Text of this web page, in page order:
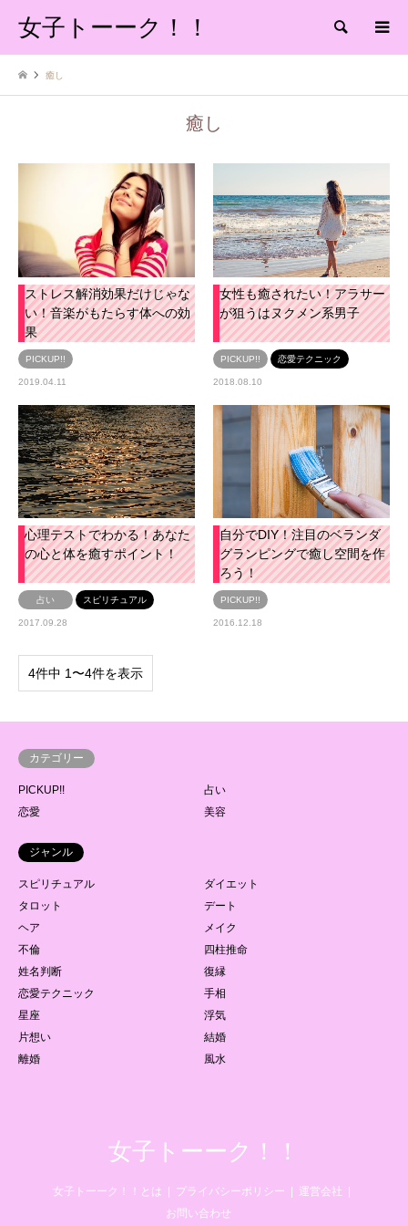
女子トーーク！！ 検索
癒し
癒し
ストレス解消効果だけじゃな
い！音楽がもたらす体への効
果
PICKUP!!
2019.04.11
女性も癒されたい！アラサー
が狙うはヌクメン系男子
PICKUP!! 恋愛テクニック
2018.08.10
心理テストでわかる！あなた
の心と体を癒すポイント！
占い スピリチュアル
2017.09.28
自分でDIY！注目のベランダ
グランピングで癒し空間を作
ろう！
PICKUP!!
2016.12.18
4件中 1〜4件を表示
カテゴリー
PICKUP!!
占い
恋愛
美容
ジャンル
スピリチュアル
ダイエット
タロット
デート
ヘア
メイク
不倫
四柱推命
姓名判断
復縁
恋愛テクニック
手相
星座
浮気
片想い
結婚
離婚
風水
女子トーーク！！
女子トーーク！！とは プライバシーポリシー
運営会社
お問い合わせ